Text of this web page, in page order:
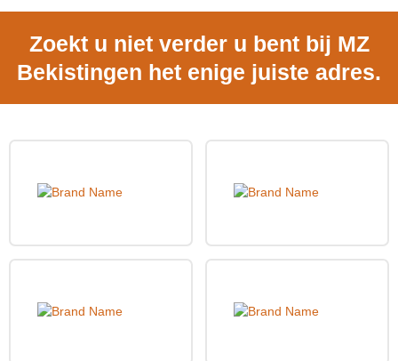
Zoekt u niet verder u bent bij MZ
Bekistingen het enige juiste adres.